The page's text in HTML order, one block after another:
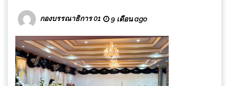
กองบรรณาธิการ 01 9 เดือน ago